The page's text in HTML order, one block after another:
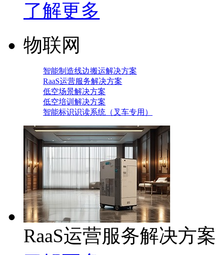
了解更多
物联网
智能制造线边搬运解决方案
RaaS运营服务解决方案
低空场景解决方案
低空培训解决方案
智能标识识读系统（叉车专用）
RaaS运营服务解决方案